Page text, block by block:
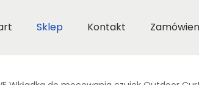
Sklep Kontakt